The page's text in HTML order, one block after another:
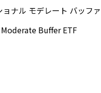
ナル モデレート バッフ
Buffer ETF